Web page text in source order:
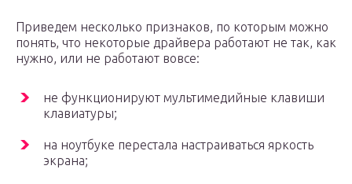
Приведем несколько признаков, по которым можно
понять, что некоторые драйвера работают не так, как
нужно, или не работают вовсе:
не функционируют мультимедийные клавиши
клавиатуры;
на ноутбуке перестала настраиваться яркость
экрана;